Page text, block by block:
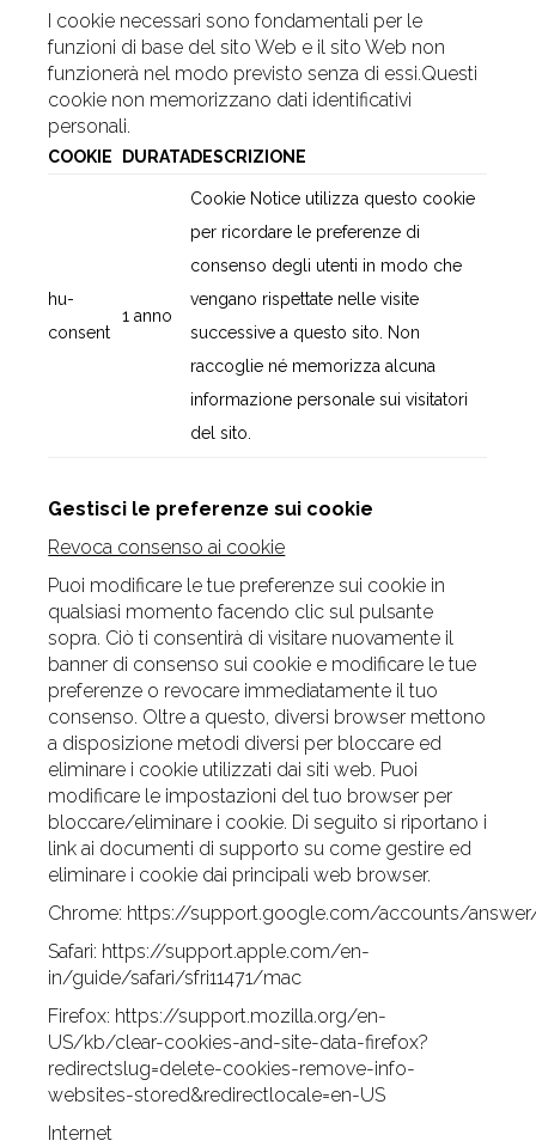
I cookie necessari sono fondamentali per le
funzioni di base del sito Web e il sito Web non
funzionerà nel modo previsto senza di essi.Questi
cookie non memorizzano dati identificativi
personali.
COOKIE DURATADESCRIZIONE
hu-
consent
1 anno
Cookie Notice utilizza questo cookie
per ricordare le preferenze di
consenso degli utenti in modo che
vengano rispettate nelle visite
successive a questo sito. Non
raccoglie né memorizza alcuna
informazione personale sui visitatori
del sito.
Gestisci le preferenze sui cookie
Revoca consenso ai cookie
Puoi modificare le tue preferenze sui cookie in
qualsiasi momento facendo clic sul pulsante
sopra. Ciò ti consentirà di visitare nuovamente il
banner di consenso sui cookie e modificare le tue
preferenze o revocare immediatamente il tuo
consenso. Oltre a questo, diversi browser mettono
a disposizione metodi diversi per bloccare ed
eliminare i cookie utilizzati dai siti web. Puoi
modificare le impostazioni del tuo browser per
bloccare/eliminare i cookie. Di seguito si riportano i
link ai documenti di supporto su come gestire ed
eliminare i cookie dai principali web browser.
Chrome: https://support.google.com/accounts/
Safari: https://support.apple.com/en-
in/guide/safari/sfri11471/mac
Firefox: https://support.mozilla.org/en-
US/kb/clear-cookies-and-site-data-firefox?
redirectslug=delete-cookies-remove-info-
websites-stored&redirectlocale=en-US
Internet